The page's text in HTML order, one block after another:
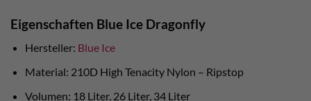
Eigenschaften Blue Ice Dragonfly
Hersteller: Blue Ice
Material: 210D High Tenacity Nylon – Ripstop
Volumen: 18 Liter, 26 Liter, 34 Liter